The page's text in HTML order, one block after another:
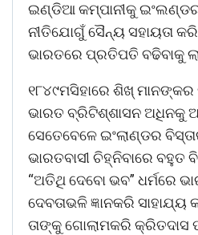
ଇଣ୍ଡିଆ କମ୍ପାନୀକୁ ଇଂଲଣ୍ଡର
ନୀତିଯୋଗୁଁ ସୈନ୍ୟ ସହାୟତା
ଭାରତରେ ପ୍ରତିପତି ବଢିବାକୁ
୧୮୪୯ମସିହାରେ ଶିଖ୍ ମାନଙ୍କର
ଭାରତ ବ୍ରିଟିଶ୍ଶାସନ ଅଧିନକୁ
ସେତେବେଳେ ଇଂଲାଣ୍ଡର
ଭାରତବାସୀ ଚିହ୍ନିବାରେ ବହୁତ
“ଅତିଥି ଦେବୋ ଭବ” ଧର୍ମରେ
ଦେବତାଭଳି ଜ୍ଞାନକରି ସାହାଯ୍ୟ
ତାଙ୍କୁ ଗୋଲାମକରି କ୍ରିତଦାସ